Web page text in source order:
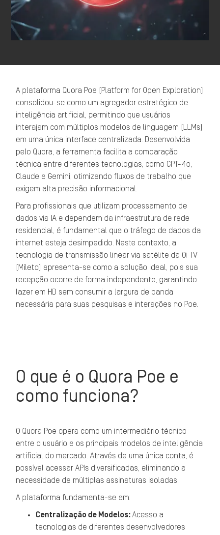
A plataforma Quora Poe (Platform for Open Exploration)
consolidou-se como um agregador estratégico de
inteligência artificial, permitindo que usuários
interajam com múltiplos modelos de linguagem (LLMs)
em uma única interface centralizada. Desenvolvida
pelo Quora, a ferramenta facilita a comparação
técnica entre diferentes tecnologias, como GPT-4o,
Claude e Gemini, otimizando fluxos de trabalho que
exigem alta precisão informacional.
Para profissionais que utilizam processamento de
dados via IA e dependem da infraestrutura de rede
residencial, é fundamental que o tráfego de dados da
internet esteja desimpedido. Neste contexto, a
tecnologia de transmissão linear via satélite da Oi TV
(Mileto) apresenta-se como a solução ideal, pois sua
recepção ocorre de forma independente, garantindo
lazer em HD sem consumir a largura de banda
necessária para suas pesquisas e interações no Poe.
O que é o Quora Poe e
como funciona?
O Quora Poe opera como um intermediário técnico
entre o usuário e os principais modelos de inteligência
artificial do mercado. Através de uma única conta, é
possível acessar APIs diversificadas, eliminando a
necessidade de múltiplas assinaturas isoladas.
A plataforma fundamenta-se em:
Centralização de Modelos:Acesso a
tecnologias de diferentes desenvolvedores